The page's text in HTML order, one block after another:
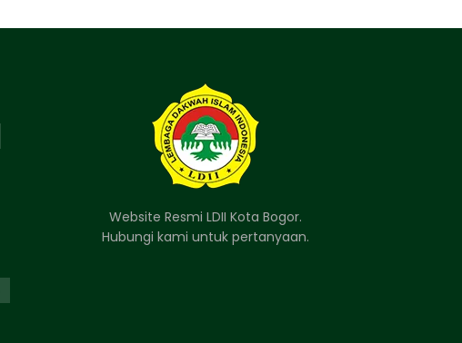
Website Resmi LDII Kota Bogor.
Hubungi kami untuk pertanyaan.